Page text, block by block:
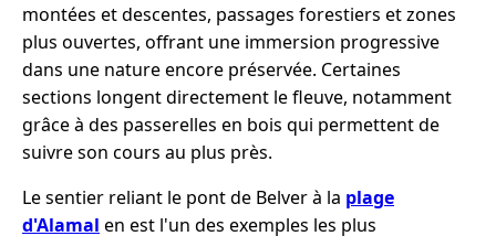
montées et descentes, passages forestiers et zones
plus ouvertes, offrant une immersion progressive
dans une nature encore préservée. Certaines
sections longent directement le fleuve, notamment
grâce à des passerelles en bois qui permettent de
suivre son cours au plus près.
Le sentier reliant le pont de Belver à la plage
d'Alamal en est l'un des exemples les plus